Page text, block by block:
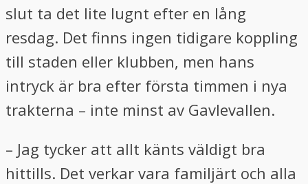
slut ta det lite lugnt efter en lång
resdag. Det finns ingen tidigare koppling
till staden eller klubben, men hans
intryck är bra efter första timmen i nya
trakterna – inte minst av Gavlevallen.
– Jag tycker att allt känts väldigt bra
hittills. Det verkar vara familjärt och alla